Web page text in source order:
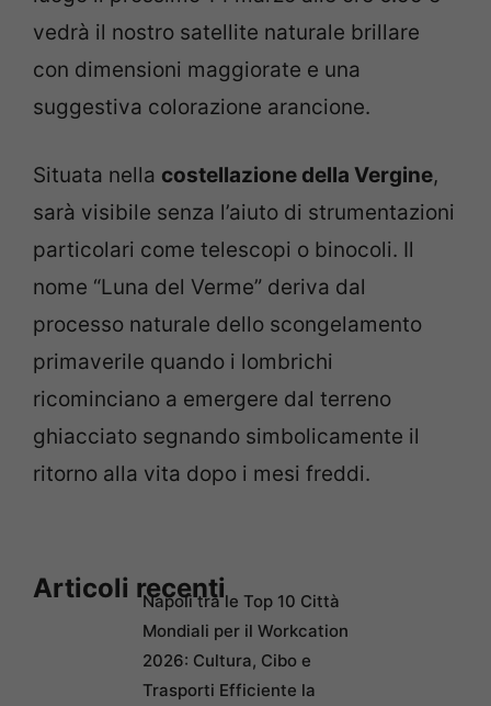
vedrà il nostro satellite naturale brillare
con dimensioni maggiorate e una
suggestiva colorazione arancione.
Situata nella costellazione della Vergine,
sarà visibile senza l’aiuto di strumentazioni
particolari come telescopi o binocoli. Il
nome “Luna del Verme” deriva dal
processo naturale dello scongelamento
primaverile quando i lombrichi
ricominciano a emergere dal terreno
ghiacciato segnando simbolicamente il
ritorno alla vita dopo i mesi freddi.
Articoli recentiNapoli tra le Top 10 Città
Mondiali per il Workcation
2026: Cultura, Cibo e
Trasporti Efficiente la